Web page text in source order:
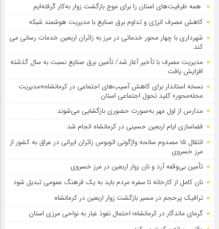
همه ظرفیت‌های استان را برای موج بازگشت زوار به‌کار گرفته‌ایم
کاهش مصرف انرژی و تداوم برق صنایع با مدیریت هوشمند شبکه
شهرداری با چهار محور خدماتی در مرز به زائران اربعین خدمات رسانی می
کند
مدیریت مصرف با تأخیر آغاز شد/ تأمین برق صنایع نسبت به سال گذشته
افزایش یافت
نسخه استاندار برای کاهش آسیب‌های اجتماعی در کرمانشاه؛«مدیریت
محله‌محور» کلید تحول اجتماعی استان
مدارس از اول مهر به‌صورت حضوری بازگشایی می‌شوند
فضاسازی ایام اربعین حسینی در کرمانشاه انجام شد
انتقال ۱۵ مصدوم سانحه واژگونی اتوبوس زائران ایرانی در عراق به کشور از
مرز خسروی
تأمین بی‌وقفه آرد و نان زوار اربعین در مرز خسروی
نان کامل از کارخانه تا سفره مردم باید به یک فرهنگ عمومی تبدیل شود
ترافیک پرحجم در مسیر بازگشت زوار اربعین در کرمانشاه
گرمای ماندگار در کرمانشاه؛ احتمال نفوذ غبار به نواحی مرزی استان